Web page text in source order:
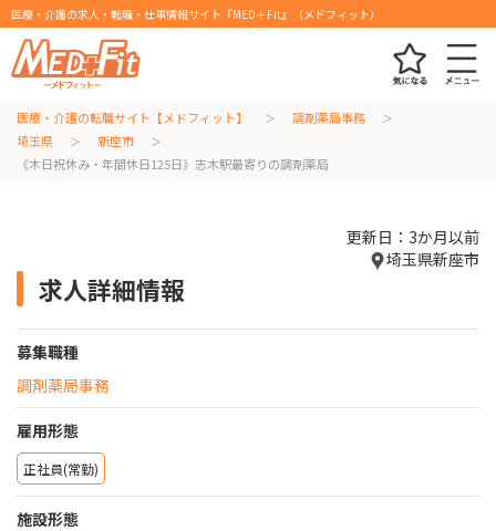
医療・介護の求人・転職・仕事情報サイト『MED＋Fit』（メドフィット）
医療・介護の転職サイト【メドフィット】
調剤薬局事務
埼玉県
新座市
《木日祝休み・年間休日125日》志木駅最寄りの調剤薬局
更新日：3か月以前
埼玉県新座市
求人詳細情報
募集職種
調剤薬局事務
雇用形態
正社員(常勤)
施設形態